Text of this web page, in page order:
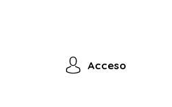
Acceso